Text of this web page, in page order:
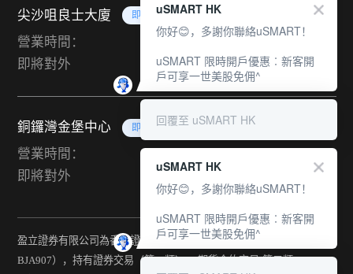
尖沙咀良士大廈 即將對外
營業時間：
即將對外
銅鑼灣金堡中心 即將對外
營業時間：
即將對外
盈立證券有限公司為香港證監會持牌法團（中央編號：
BJA907），持有證券交易（第一類） 、期貨合約交易(第二類) 、
uSMART HK
你好😊，多謝你聯絡uSMART！
uSMART 限時開戶優惠︰新客開
戶可享一世美股免佣^
回覆至 uSMART HK
uSMART HK
你好😊，多謝你聯絡uSMART！
uSMART 限時開戶優惠︰新客開
戶可享一世美股免佣^